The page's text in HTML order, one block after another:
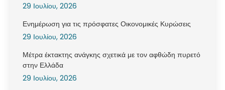
29 Ιουλίου, 2026
Ενημέρωση για τις πρόσφατες Οικονομικές Κυρώσεις
29 Ιουλίου, 2026
Μέτρα έκτακτης ανάγκης σχετικά με τον αφθώδη πυρετό
στην Ελλάδα
29 Ιουλίου, 2026